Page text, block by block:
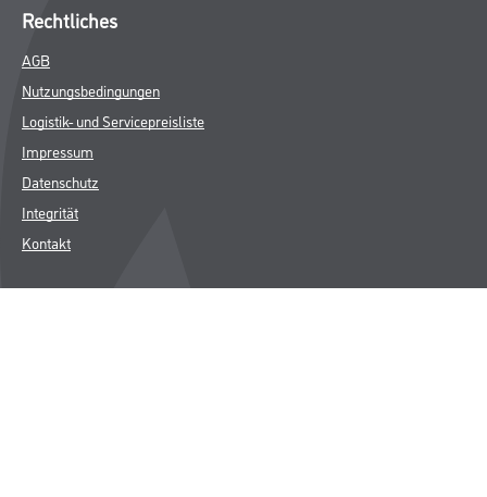
Rechtliches
AGB
Nutzungsbedingungen
Logistik- und Servicepreisliste
Impressum
Datenschutz
Integrität
Kontakt